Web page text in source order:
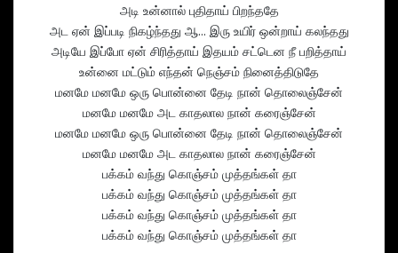
அடி உன்னால் புதிதாய் பிறந்ததே
அட ஏன் இப்படி நிகழ்ந்தது ஆ… இரு உயிர் ஒன்றாய் கலந்தது
அடியே இப்போ ஏன் சிரித்தாய் இதயம் சட்டென நீ பறித்தாய்
உன்னை மட்டும் எந்தன் நெஞ்சம் நினைத்திடுதே
மனமே மனமே ஒரு பொன்னை தேடி நான் தொலைஞ்சேன்
மனமே மனமே அட காதலால நான் கரைஞ்சேன்
மனமே மனமே ஒரு பொன்னை தேடி நான் தொலைஞ்சேன்
மனமே மனமே அட காதலால நான் கரைஞ்சேன்
பக்கம் வந்து கொஞ்சம் முத்தங்கள் தா
பக்கம் வந்து கொஞ்சம் முத்தங்கள் தா
பக்கம் வந்து கொஞ்சம் முத்தங்கள் தா
பக்கம் வந்து கொஞ்சம் முத்தங்கள் தா